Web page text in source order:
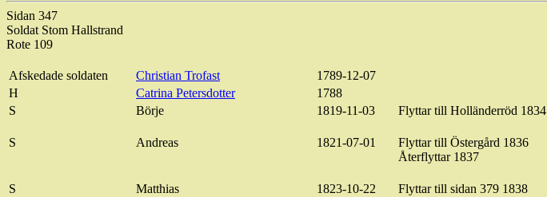
Sidan 347
Soldat Stom Hallstrand
Rote 109
Afskedade soldaten Christian Trofast
1789-12-07
H
Catrina Petersdotter
1788
S
Börje 1819-11-03 Flyttar till Holländerröd 1834
S Andreas 1821-07-01 Flyttartill Östergård 1836
Återflyttar 1837
S Matthias 1823-10-22 Flyttartill sidan 379 1838